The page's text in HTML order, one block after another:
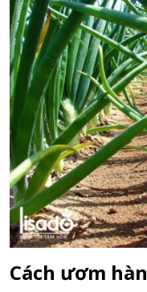
Cách ươm